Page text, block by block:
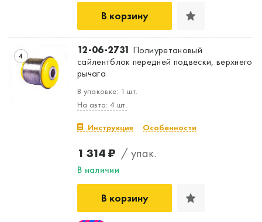
В корзину
4 12-06-2731 Полиуретановый
сайлентблок передней подвески, верхнего
рычага
В упаковке: 1 шт.
На авто: 4 шт.
Инструкция Особенности
1 314 ₽ / упак.
В наличии
В корзину